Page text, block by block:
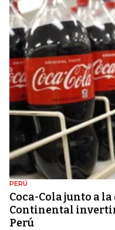
PERÚ
Coca-Cola junto a
Continental
Perú